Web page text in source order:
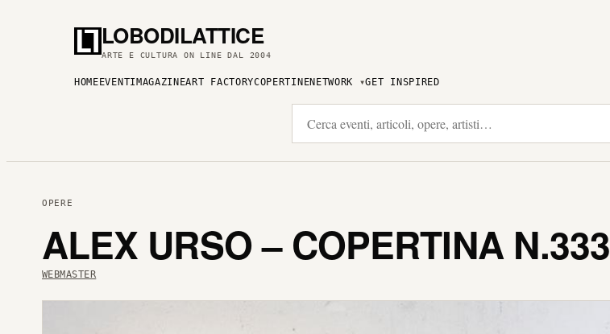
LOBODILATTICE
ARTE E CULTURA ON LINE DAL 2004
HOME EVENTI MAGAZINEART FACTORYCOPERTINENETWORK GET INSPIRED
OPERE
ALEX URSO – COPERTINA N.333
WEBMASTER